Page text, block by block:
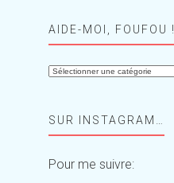
AIDE-MOI, FOUFOU !
Aide-
!SUR INSTAGRAM…
Pour me suivre: